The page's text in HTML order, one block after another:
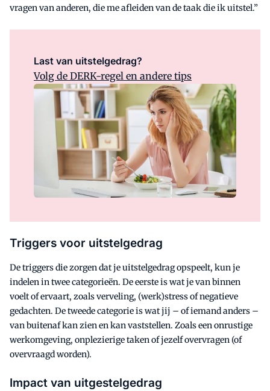
vragen van anderen, die me afleiden van de taak die ik uitstel.”
Last van uitstelgedrag?
Volg de DERK-regel en andere tips
Triggers voor uitstelgedrag
De triggers die zorgen dat je uitstelgedrag opspeelt, kun je
indelen in twee categorieën. De eerste is wat je van binnen
voelt of ervaart, zoals verveling, (werk)stress of negatieve
gedachten. De tweede categorie is wat jij – of iemand anders –
van buitenaf kan zien en kan vaststellen. Zoals een onrustige
werkomgeving, onplezierige taken of jezelf overvragen (of
overvraagd worden).
Impact van uitgestelgedrag